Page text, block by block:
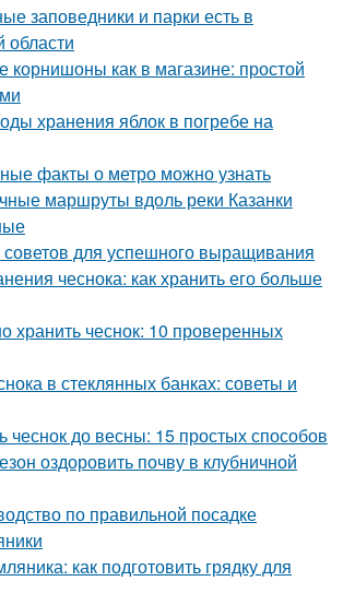
заповедники и парки есть в
области
как в магазине: простой
хранения яблок в погребе на
факты о метро можно узнать
маршруты вдоль реки Казанки
для успешного выращивания
чеснока: как хранить его больше
хранить чеснок: 10 проверенных
в стеклянных банках: советы и
чеснок до весны: 15 простых способов
оздоровить почву в клубничной
по правильной посадке
как подготовить грядку для